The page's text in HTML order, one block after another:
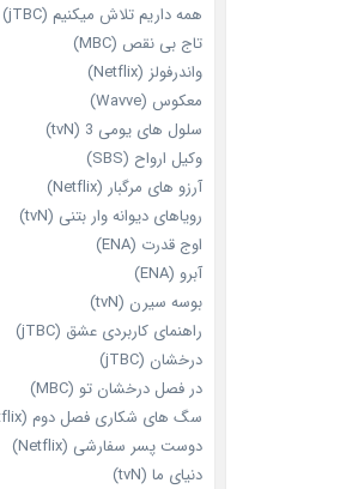
همه داریم تلاش میکنیم (jTBC)
تاج بی‌ نقص (MBC)
واندرفولز (Netflix)
معکوس (Wavve)
سلول های یومی 3 (tvN)
وکیل ارواح (SBS)
آرزو های مرگبار (Netflix)
رویاهای دیوانه‌ وار بتنی (tvN)
اوج قدرت (ENA)
آبرو (ENA)
بوسه سیرن (tvN)
راهنمای کاربردی عشق (jTBC)
درخشان (jTBC)
در فصل درخشان تو (MBC)
سگ های شکاری فصل دوم (Netflix)
دوست‌ پسر سفارشی (Netflix)
دنیای ما (tvN)